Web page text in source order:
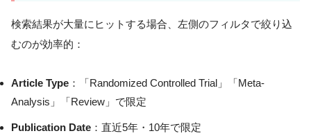
検索結果が大量にヒットする場合、左側のフィルタで絞り込
むのが効率的：
Article Type ：「Randomized Controlled Trial」「Meta-
Analysis」「Review」で限定
Publication Date ：直近5年・10年で限定